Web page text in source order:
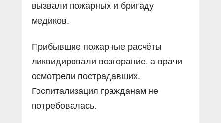
вызвали пожарных и бригаду
медиков.
Прибывшие пожарные расчёты
ликвидировали возгорание, а врачи
осмотрели пострадавших.
Госпитализация гражданам не
потребовалась.